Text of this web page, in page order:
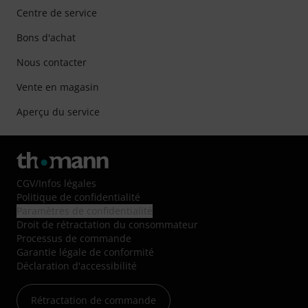
Centre de service
Bons d'achat
Nous contacter
Vente en magasin
Aperçu du service
CGV/Infos légales
Politique de confidentialité
Droit de rétractation du consommateur
Processus de commande
Garantie légale de conformité
Déclaration d'accessibilité
Rétractation de commande